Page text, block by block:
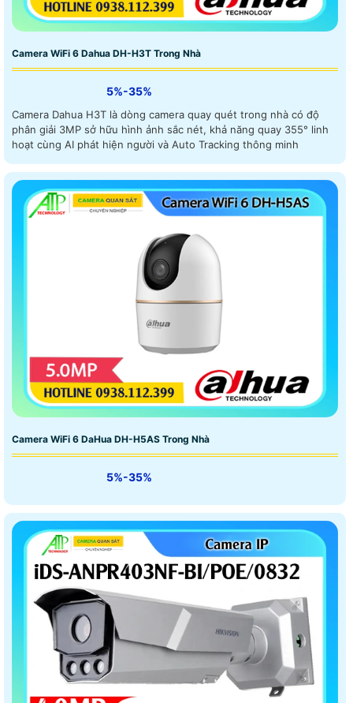
Camera WiFi 6 Dahua DH-H3T Trong Nhà
5%-35%
Camera Dahua H3T là dòng camera quay quét trong nhà có độ
phân giải 3MP sở hữu hình ảnh sắc nét, khả năng quay 355° linh
hoạt cùng AI phát hiện người và Auto Tracking thông minh
Camera WiFi 6 DaHua DH-H5AS Trong Nhà
5%-35%